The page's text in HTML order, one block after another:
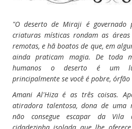
"O deserto de Miraji é governado
criaturas místicas rondam as áreas
remotas, e hã boatos de que, em
ainda praticam magia. De toda
humanos o deserto é um
principalmente se você é pobre,
Amani Al'Hiza é as três coisas.
atiradora talentosa, dona de uma
não consegue escapar da Vila
cidadezinha isolada que lhe